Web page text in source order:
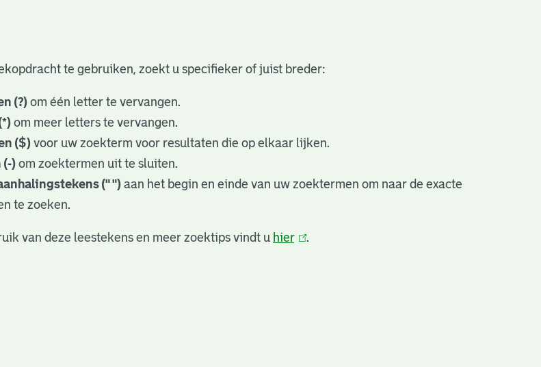
te gebruiken, zoekt u specifieker of juist breder:
(?)om één letter te vervangen.
om meer letters te vervangen.
($) voor uw zoekterm voor resultaten die op elkaar lijken.
(-) om zoektermen uit te sluiten.
(" ") aan het begin en einde van uw zoektermen om naar de exacte
te zoeken.
van deze leestekens en meer zoektips vindt u hier(link
.